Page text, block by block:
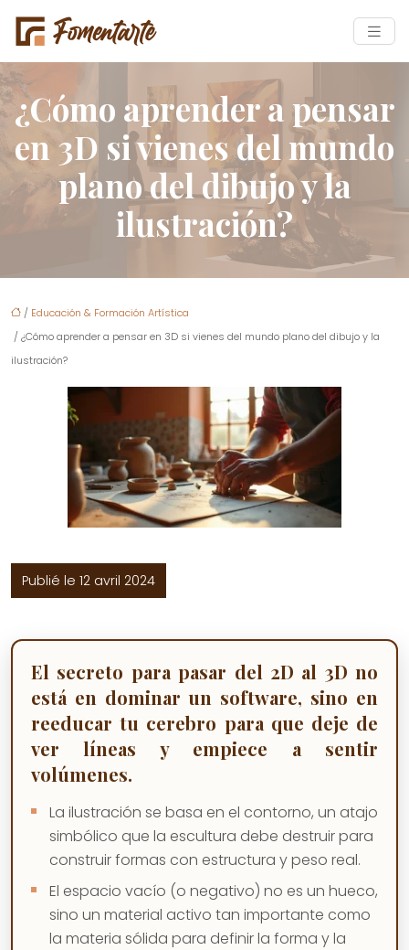
¿Cómo aprender a pensar
en 3D si vienes del mundo
plano del dibujo y la
ilustración?
/ Educación & Formación Artística
/ ¿Cómo aprender a pensar en 3D si vienes del mundo plano del dibujo y la
ilustración?
Publié le 12 avril 2024
El secreto para pasar del 2D al 3D no
está en dominar un software, sino en
reeducar tu cerebro para que deje de
ver líneas y empiece a sentir
volúmenes.
La ilustración se basa en el contorno, un atajo
simbólico que la escultura debe destruir para
construir formas con estructura y peso real.
El espacio vacío (o negativo) no es un hueco,
sino un material activo tan importante como
la materia sólida para definir la forma y la